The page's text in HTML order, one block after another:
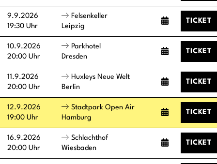
9.9.2026
19:30 Uhr
Felsenkeller
Leipzig
TICKET
10.9.2026
20:00 Uhr
Parkhotel
Dresden
TICKET
11.9.2026
20:00 Uhr
Huxleys Neue Welt
Berlin
TICKET
12.9.2026
19:00 Uhr
Stadtpark Open Air
Hamburg
TICKET
16.9.2026
20:00 Uhr
Schlachthof
Wiesbaden
TICKET